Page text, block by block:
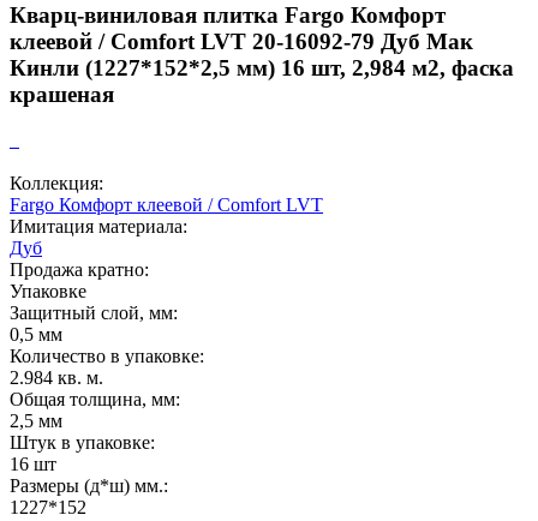
Кварц-виниловая плитка Fargo Комфорт
клеевой / Comfort LVT 20-16092-79 Дуб Мак
Кинли (1227*152*2,5 мм) 16 шт, 2,984 м2, фаска
крашеная
Коллекция:
Fargo Комфорт клеевой / Comfort LVT
Имитация материала:
Дуб
Продажа кратно:
Упаковке
Защитный слой, мм:
0,5 мм
Количество в упаковке:
2.984 кв. м.
Общая толщина, мм:
2,5 мм
Штук в упаковке:
16 шт
Размеры (д*ш) мм.:
1227*152